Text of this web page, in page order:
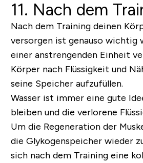
11. Nach dem
Nach dem Training deinen
versorgen ist genauso wichtig
einer anstrengenden Einheit
Körper nach Flüssigkeit und
seine Speicher aufzufüllen.
Wasser ist immer eine gute
bleiben und die verlorene
Um die Regeneration der
die Glykogenspeicher wieder
sich nach dem Training eine